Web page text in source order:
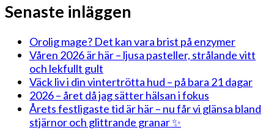
Senaste inläggen
Orolig mage? Det kan vara brist på enzymer
Våren 2026 är här – ljusa pasteller, strålande vitt
och lekfullt gult
Väck liv i din vintertrötta hud – på bara 21 dagar
2026 – året då jag sätter hälsan i fokus
Årets festligaste tid är här – nu får vi glänsa bland
stjärnor och glittrande granar ✨